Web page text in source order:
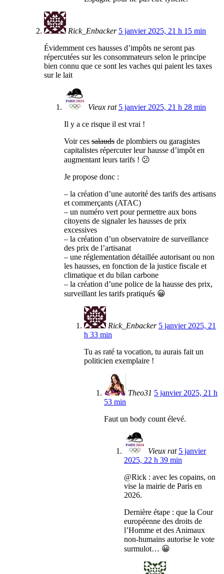
Rick_Enbacker 5 janvier 2025, 21 h 15 min
Évidemment ces hausses d’impôts ne seront pas
répercutées sur les consommateurs selon le principe
bien connu que ce sont les vaches qui paient les taxes
sur le lait
Vieux rat 5 janvier 2025, 21 h 28 min
Il y a ce risque il est vrai !
Voir ces salauds de plombiers ou garagistes
capitalistes répercuter leur hausse d’impôt en
augmentant leurs tarifs ! 😕
Je propose donc :
– la création d’une autorité des tarifs des artisans
et commerçants (ATAC)
– un numéro vert pour permettre aux bons
citoyens de signaler les hausses de prix
excessives
– la création d’un observatoire de surveillance
des prix de l’artisanat
– une réglementation détaillée autorisant ou non
les hausses, en fonction de la justice fiscale et
climatique et du bilan carbone
– la création d’une police de la hausse des prix,
surveillant les tarifs pratiqués 😀
Rick_Enbacker 5 janvier 2025, 21
h 33 min
Tu as raté ta vocation, tu aurais fait un
politicien exemplaire !
Theo31 5 janvier 2025, 21 h
53 min
Faut un body count élevé.
Vieux rat 5 janvier
2025, 22 h 39 min
@Rick : avec les copains, on
vise la mairie de Paris en
2026.
Dernière étape : que la Cour
européenne des droits de
l’Homme et des Animaux
non-humains autorise le vote
surmulot… 😀